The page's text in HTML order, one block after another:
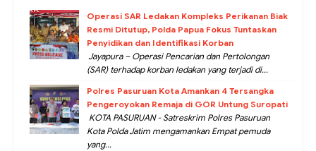
Operasi SAR Ledakan Kompleks Perikanan Biak
Resmi Ditutup, Polda Papua Fokus Tuntaskan
Penyidikan dan Identifikasi Korban
Jayapura – Operasi Pencarian dan Pertolongan
(SAR) terhadap korban ledakan yang terjadi di...
Polres Pasuruan Kota Amankan 4 Tersangka
Pengeroyokan Remaja di GOR Untung Suropati
KOTA PASURUAN - Satreskrim Polres Pasuruan
Kota Polda Jatim mengamankan Empat pemuda
yang...